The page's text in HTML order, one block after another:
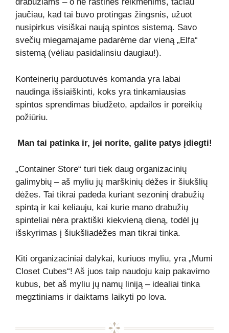
drabužiams – o ne raštinės reikmenims, tačiau
jaučiau, kad tai buvo protingas žingsnis, užuot
nusipirkus visiškai naują spintos sistemą. Savo
svečių miegamajame padarėme dar vieną „Elfa“
sistemą (vėliau pasidalinsiu daugiau!).
Konteinerių parduotuvės komanda yra labai
naudinga išsiaiškinti, koks yra tinkamiausias
spintos sprendimas biudžeto, apdailos ir poreikių
požiūriu.
Man tai patinka ir, jei norite, galite patys įdiegti!
„Container Store“ turi tiek daug organizacinių
galimybių – aš myliu jų marškinių dėžes ir šiukšlių
dėžes. Tai tikrai padeda kuriant sezoninį drabužių
spintą ir kai keliauju, kai kurie mano drabužių
spinteliai nėra praktiški kiekvieną dieną, todėl jų
išskyrimas į šiukšliadėžes man tikrai tinka.
Kiti organizaciniai dalykai, kuriuos myliu, yra „Mumi
Closet Cubes“! Aš juos taip naudoju kaip pakavimo
kubus, bet aš myliu jų namų liniją – idealiai tinka
megztiniams ir daiktams laikyti po lova.